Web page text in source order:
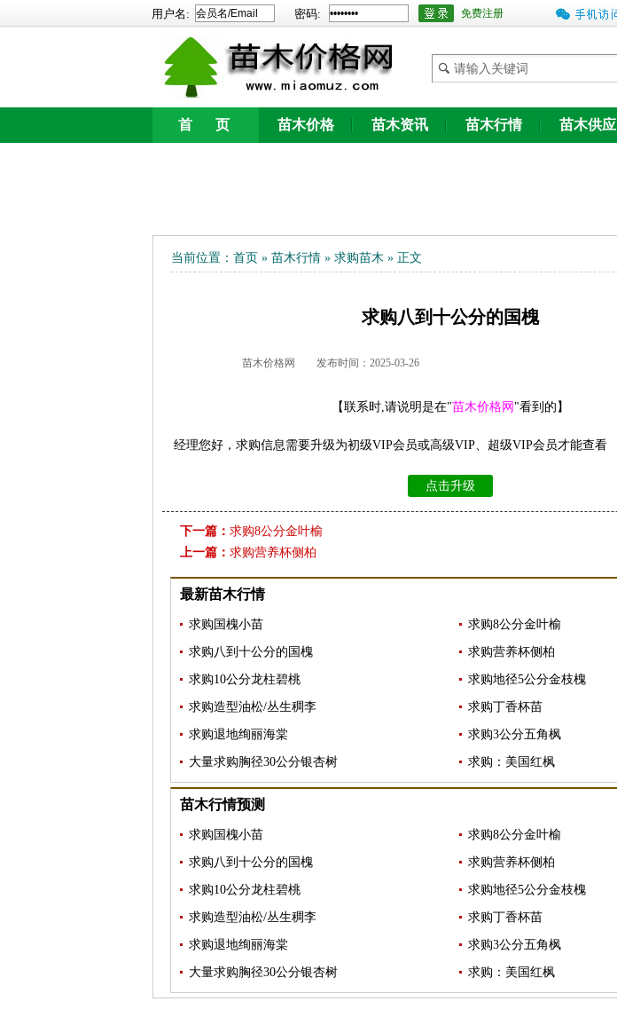
用户名: 密码: 免费注册
首 页 苗木价格 苗木资讯 苗木行情 苗木供应
当前位置： 首页 » 苗木行情 » 求购苗木 » 正文
求购八到十公分的国槐
苗木价格网 发布时间：2025-03-26
【联系时,请说明是在"苗木价格网 "看到的】
经理您好，求购信息需要升级为初级VIP会员或高级VIP、超级VIP会员才能查看
点击升级
下一篇： 求购8公分金叶榆
上一篇： 求购营养杯侧柏
最新苗木行情
求购国槐小苗 求购8公分金叶榆
求购八到十公分的国槐 求购营养杯侧柏
求购10公分龙柱碧桃 求购地径5公分金枝槐
求购造型油松/丛生稠李 求购丁香杯苗
求购退地绚丽海棠 求购3公分五角枫
大量求购胸径30公分银杏树 求购：美国红枫
苗木行情预测
求购国槐小苗 求购8公分金叶榆
求购八到十公分的国槐 求购营养杯侧柏
求购10公分龙柱碧桃 求购地径5公分金枝槐
求购造型油松/丛生稠李 求购丁香杯苗
求购退地绚丽海棠 求购3公分五角枫
大量求购胸径30公分银杏树 求购：美国红枫